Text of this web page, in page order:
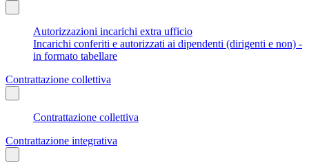
Autorizzazioni incarichi extra ufficio
Incarichi conferiti e autorizzati ai dipendenti (dirigenti e non) -
in formato tabellare
Contrattazione collettiva
Contrattazione collettiva
Contrattazione integrativa